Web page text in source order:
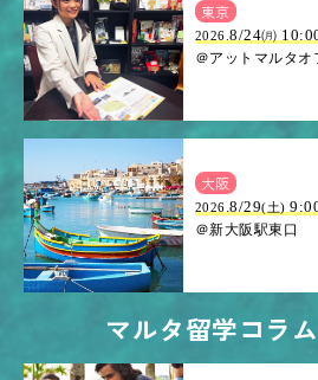
東京
2026.8/24㈪
＠アットマルタオ
大阪
2026.8/29(土)
＠新大阪駅東口
マルタ留学コラ